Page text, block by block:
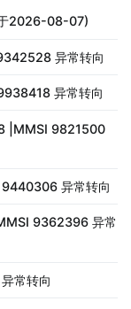
2026-08-07)
异常转向
异常转向
|MMSI 9821500
异常转向
9362396 异常
常转向